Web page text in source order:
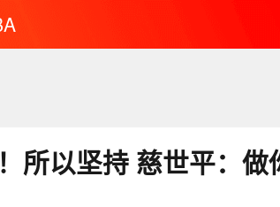
所以坚持 慈世平：做